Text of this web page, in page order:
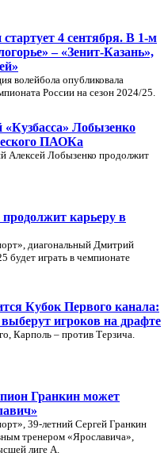
4 сентября. В 1-м
– «Зенит-Казань»,
волейбола опубликовала
России на сезон 2024/25.
Лобызенко
ПАОКа
Алексей Лобызенко продолжит
карьеру в
диагональный Дмитрий
будет играть в чемпионате
Кубок Первого канала:
игроков на драфте
Карполь – против Терзича.
Гранкин может
39-летний Сергей Гранкин
тренером «Ярославича»,
лиге А.